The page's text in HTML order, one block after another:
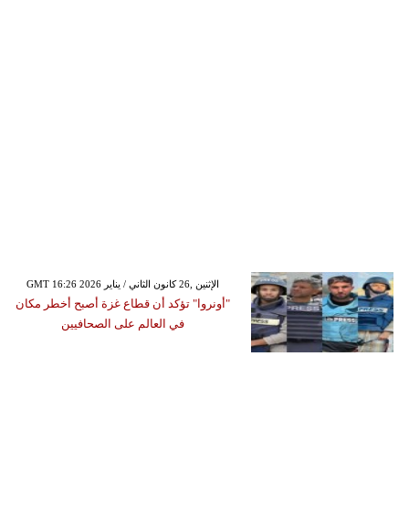
GMT 16:26 2026 الإثنين ,26 كانون الثاني / يناير
"أونروا" تؤكد أن قطاع غزة أصبح أخطر مكان
في العالم على الصحافيين